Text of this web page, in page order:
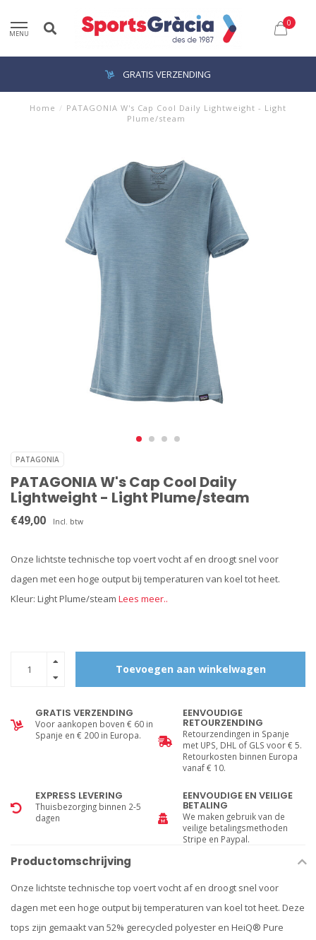
MENU
0
GRATIS VERZENDING
Home / PATAGONIA W's Cap Cool Daily Lightweight - Light
Plume/steam
PATAGONIA
PATAGONIA W's Cap Cool Daily
Lightweight - Light Plume/steam
€49,00 Incl. btw
Onze lichtste technische top voert vocht af en droogt snel voor
dagen met een hoge output bij temperaturen van koel tot heet.
Kleur: Light Plume/steam Lees meer..
Toevoegen aan winkelwagen
GRATIS VERZENDING
Voor aankopen boven € 60 in
Spanje en € 200 in Europa.
EENVOUDIGE
RETOURZENDING
Retourzendingen in Spanje
met UPS, DHL of GLS voor € 5.
Retourkosten binnen Europa
vanaf € 10.
EXPRESS LEVERING
Thuisbezorging binnen 2-5
dagen
EENVOUDIGE EN VEILIGE
BETALING
We maken gebruik van de
veilige betalingsmethoden
Stripe en Paypal.
Productomschrijving
Onze lichtste technische top voert vocht af en droogt snel voor
dagen met een hoge output bij temperaturen van koel tot heet. Deze
tops zijn gemaakt van 52% gerecycled polyester en HeiQ® Pure